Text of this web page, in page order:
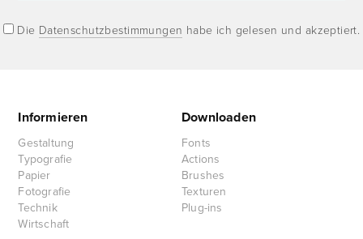
Die Datenschutzbestimmungen habe ich gelesen und akzeptiert.
Informieren
Gestaltung
Typografie
Papier
Fotografie
Technik
Wirtschaft
Downloaden
Fonts
Actions
Brushes
Texturen
Plug-ins